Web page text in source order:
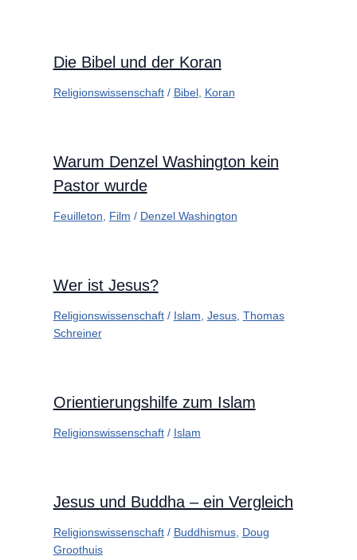
Die Bibel und der Koran
Religionswissenschaft/ Bibel, Koran
Warum Denzel Washington kein
Pastor wurde
Feuilleton Film / Denzel Washington
Wer ist Jesus?
Religionswissenschaft/ Islam Jesus, Thomas
Schreiner
Orientierungshilfe zum Islam
Religionswissenschaft/ Islam
Jesus und Buddha – ein Vergleich
Religionswissenschaft/ Buddhismus, Doug
Groothuis